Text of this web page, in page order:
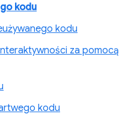
kodu
kodu
za pomocą
kodu